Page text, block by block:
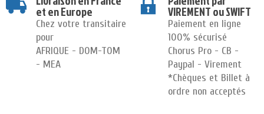
et en Europe
Chez votre transitaire
pour
AFRIQUE - DOM-TOM
- MEA
VIREMENT ou SWIFT
Paiement en ligne
100% sécurisé
Chorus Pro - CB -
Paypal - Virement
*Chèques et Billet à
ordre non acceptés